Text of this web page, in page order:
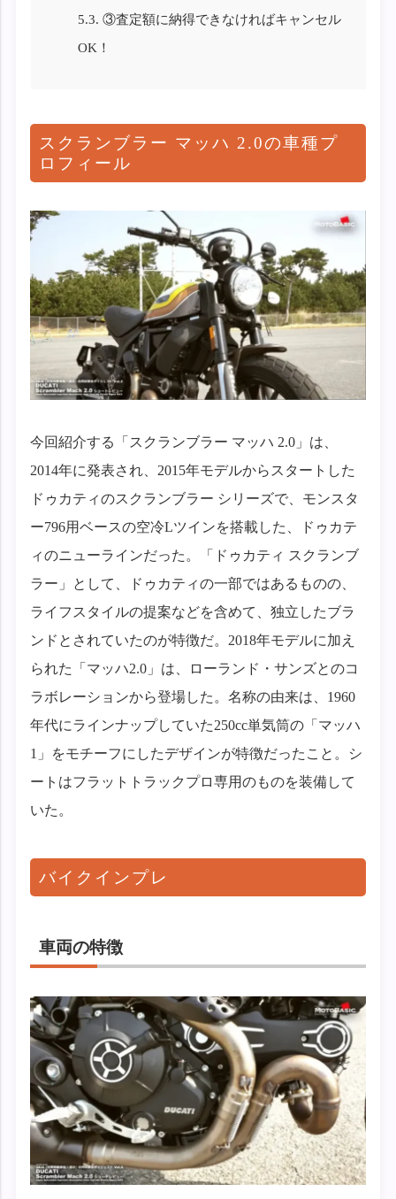
5.3. ③査定額に納得できなければキャンセル
OK！
スクランブラー マッハ 2.0の車種プ
ロフィール
今回紹介する「スクランブラー マッハ 2.0」は、
2014年に発表され、2015年モデルからスタートした
ドゥカティのスクランブラー シリーズで、モンスタ
ー796用ベースの空冷Lツインを搭載した、ドゥカテ
ィのニューラインだった。「ドゥカティ スクランブ
ラー」として、ドゥカティの一部ではあるものの、
ライフスタイルの提案などを含めて、独立したブラ
ンドとされていたのが特徴だ。2018年モデルに加え
られた「マッハ2.0」は、ローランド・サンズとのコ
ラボレーションから登場した。名称の由来は、1960
年代にラインナップしていた250cc単気筒の「マッハ
1」をモチーフにしたデザインが特徴だったこと。シ
ートはフラットトラックプロ専用のものを装備して
いた。
バイクインプレ
車両の特徴